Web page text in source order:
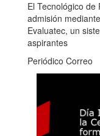
El Tecnológico
admisión
Evaluatec, un
aspirantes
Periódico Correo